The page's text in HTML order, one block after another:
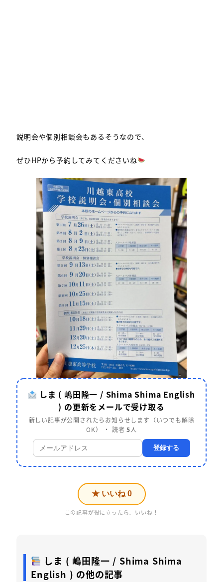
説明会や個別相談会もあるそうなので、
ぜひHPから予約してみてくださいね
しま ( 嶋田隆一 / Shima Shima English
) の更新をメールで受け取る
新しい記事が公開されたらお知らせします（いつでも解除
OK） ・ 読者5人
登録する
★ いいね 0
この記事が役に立ったら、いいね！
しま ( 嶋田隆一 / Shima Shima
English ) の他の記事